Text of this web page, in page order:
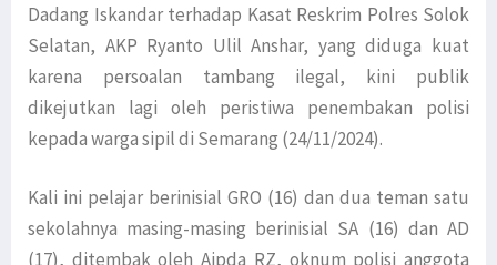
Dadang Iskandar terhadap Kasat Reskrim Polres Solok
Selatan, AKP Ryanto Ulil Anshar, yang diduga kuat
karena persoalan tambang ilegal, kini publik
dikejutkan lagi oleh peristiwa penembakan polisi
kepada warga sipil di Semarang (24/11/2024).
Kali ini pelajar berinisial GRO (16) dan dua teman satu
sekolahnya masing-masing berinisial SA (16) dan AD
(17), ditembak oleh Aipda RZ, oknum polisi anggota